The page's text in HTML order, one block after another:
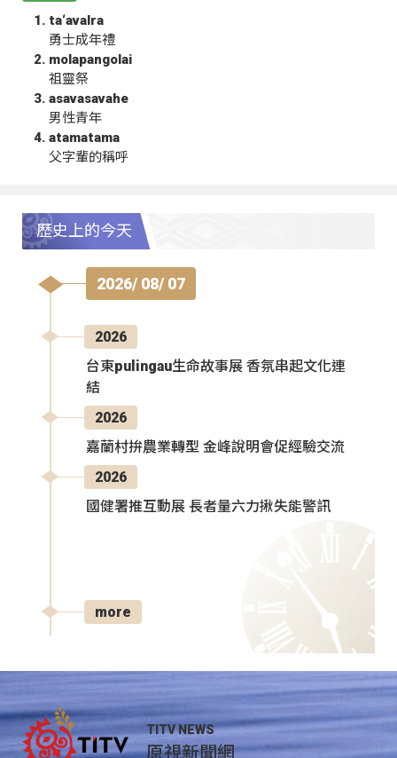
ta‘avalra
勇士成年禮
molapangolai
祖靈祭
asavasavahe
男性青年
atamatama
父字輩的稱呼
歷史上的今天
2026/ 08/ 07
2026
台東pulingau生命故事展 香氛串起文化連
結
2026
嘉蘭村拚農業轉型 金峰說明會促經驗交流
2026
國健署推互動展 長者量六力揪失能警訊
more
TITV NEWS
原視新聞網